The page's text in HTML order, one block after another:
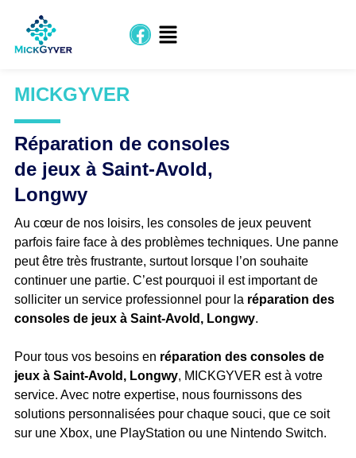
MICKGYVER
Réparation de consoles
de jeux à Saint-Avold,
Longwy
Au cœur de nos loisirs, les consoles de jeux peuvent
parfois faire face à des problèmes techniques. Une panne
peut être très frustrante, surtout lorsque l’on souhaite
continuer une partie. C’est pourquoi il est important de
solliciter un service professionnel pour la réparation des
consoles de jeux à Saint-Avold, Longwy.
Pour tous vos besoins en réparation des consoles de
jeuxà Saint-Avold, Longwy, MICKGYVER est à votre
service. Avec notre expertise, nous fournissons des
solutions personnalisées pour chaque souci, que ce soit
sur une Xbox, une PlayStation ou une Nintendo Switch.